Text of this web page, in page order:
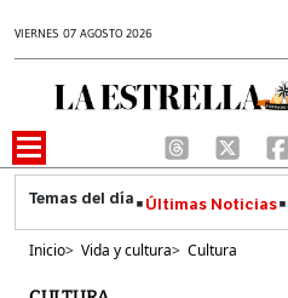
VIERNES 07 AGOSTO 2026
Últimas Noticias
Inicio> Vida y cultura> Cultura